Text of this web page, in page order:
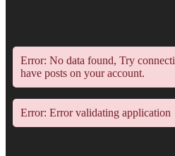
Error: No data found, Try
have posts on your account.
Error: Error validating application